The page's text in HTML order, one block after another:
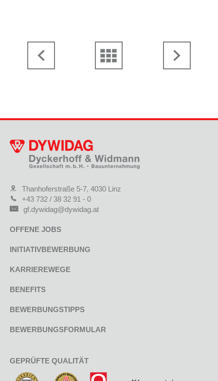
Thanhoferstraße 5-7, 4030 Linz
+43 732 / 38 32 91 - 0
gf.dywidag@dywidag.at
OFFENE JOBS
INITIATIVBEWERBUNG
KARRIEREWEGE
BENEFITS
BEWERBUNGSTIPPS
BEWERBUNGSFORMULAR
GEPRÜFTE QUALITÄT